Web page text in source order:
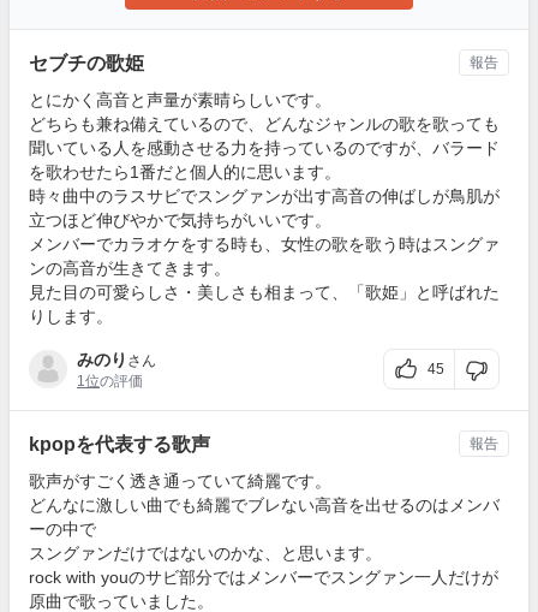
セブチの歌姫
とにかく高音と声量が素晴らしいです。
どちらも兼ね備えているので、どんなジャンルの歌を歌っても
聞いている人を感動させる力を持っているのですが、バラード
を歌わせたら1番だと個人的に思います。
時々曲中のラスサビでスングァンが出す高音の伸ばしが鳥肌が
立つほど伸びやかで気持ちがいいです。
メンバーでカラオケをする時も、女性の歌を歌う時はスングァ
ンの高音が生きてきます。
見た目の可愛らしさ・美しさも相まって、「歌姫」と呼ばれた
りします。
みのり さん
1位の評価
45
報告
kpopを代表する歌声
歌声がすごく透き通っていて綺麗です。
どんなに激しい曲でも綺麗でブレない高音を出せるのはメンバ
ーの中で
スングァンだけではないのかな、と思います。
rock with youのサビ部分ではメンバーでスングァン一人だけが
原曲で歌っていました。
報告